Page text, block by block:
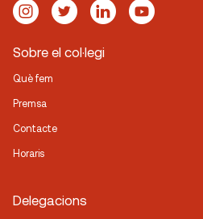
Sobre el col·legi
Què fem
Premsa
Contacte
Horaris
Delegacions